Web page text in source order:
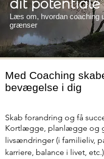
dit potentiale
Læs om, hvordan coaching
grænser
Med Coaching
bevægelse i dig ​
Skab forandring og få
Kortlægge, planlægge og
livsændringer (i familieliv,
karriere, balance i livet, etc.)